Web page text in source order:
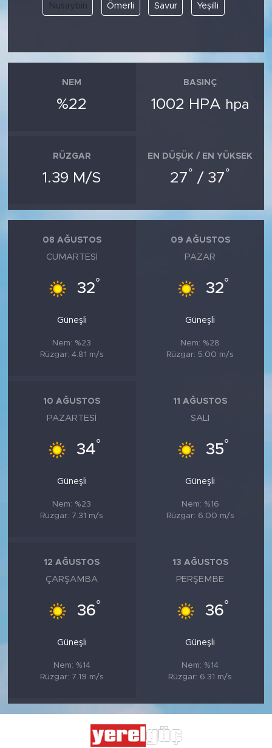
Nusaybin Ömerli Savur Yeşilli
NEM
%22
BASINÇ
1002 HPA hpa
RÜZGAR
1.39 M/S
EN DÜŞÜK / EN YÜKSEK
27° / 37°
08 AĞUSTOS
CUMARTESI
32°
Güneşli
Nem: %23
Rüzgar: 4.81 m/s
09 AĞUSTOS
PAZAR
32°
Güneşli
Nem: %28
Rüzgar: 5.00 m/s
10 AĞUSTOS
PAZARTESI
34°
Güneşli
Nem: %23
Rüzgar: 7.31 m/s
11 AĞUSTOS
SALI
35°
Güneşli
Nem: %16
Rüzgar: 6.00 m/s
12 AĞUSTOS
ÇARŞAMBA
36°
Güneşli
Nem: %14
Rüzgar: 7.19 m/s
13 AĞUSTOS
PERŞEMBE
36°
Güneşli
Nem: %14
Rüzgar: 6.31 m/s